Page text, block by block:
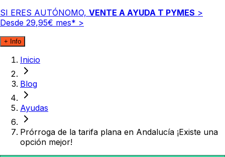
SI ERES AUTÓNOMO, VENTE A AYUDA T PYMES >
Desde 29,95€ mes* >
+ Info
Inicio
Blog
Ayudas
Prórroga de la tarifa plana en Andalucía ¡Existe una
opción mejor!